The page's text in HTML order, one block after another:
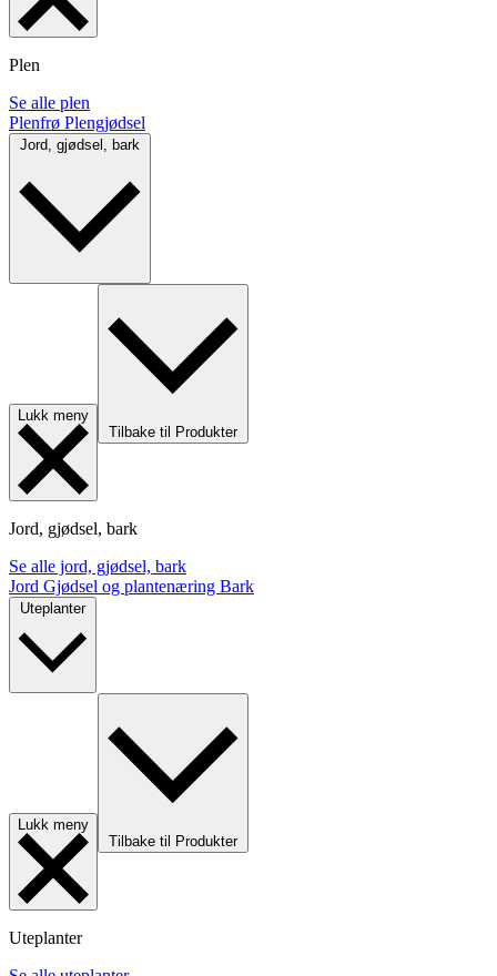
Plen
Se alle plen
Plenfrø Plengjødsel
Lukk meny
Tilbake til Produkter
Jord, gjødsel, bark
Se alle jord, gjødsel, bark
Jord Gjødsel og plantenæring Bark
Uteplanter
Lukk meny
Tilbake til Produkter
Uteplanter